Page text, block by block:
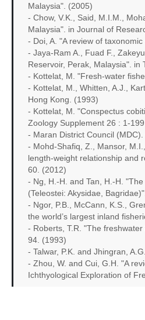
Malaysia". (2005)
- Chow, V.K., Said, M.I.M.,
Malaysia". in Journal of
- Doi, A. "A review of
- Jaya-Ram A., Fuad F.,
Reservoir, Perak, Malaysia".
- Kottelat, M. "Fresh-water
- Kottelat, M., Whitten, A.J.,
Hong Kong. (1993)
- Kottelat, M. "Conspectus
Zoology Supplement 26 : 1-
- Maran District Council
- Mohd-Shafiq, Z., Mansor,
length-weight relationship and
60. (2012)
- Ng, H.-H. and Tan, H.-H.
(Teleostei: Akysidae,
- Ngor, P.B., McCann, K.S.,
the world’s largest inland
- Roberts, T.R. "The
94. (1993)
- Talwar, P.K. and Jhingran,
- Zhou, W. and Cui, G.H. "A
Ichthyological Exploration of